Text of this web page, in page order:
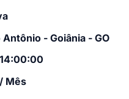
- Goiânia - GO
Mês